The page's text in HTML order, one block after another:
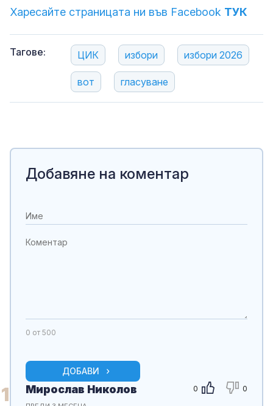
Харесайте страницата ни във Facebook ТУК
Тагове: ЦИК избори избори 2026
вот гласуване
Добавяне на коментар
0 от 500
ДОБАВИ
1 0 0
Мирослав Николов